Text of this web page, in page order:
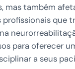
mas também
que
para oferecer
a seus